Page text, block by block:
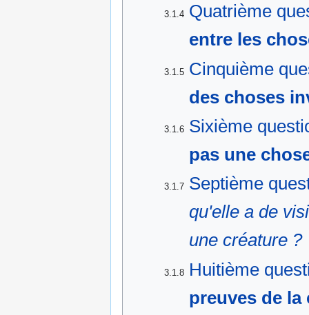
3.1.4 Quatrième
entre les
3.1.5 Cinquième
des choses
3.1.6 Sixième
pas une
3.1.7 Septième
qu'elle a de
une créature ?
3.1.8 Huitième
preuves de